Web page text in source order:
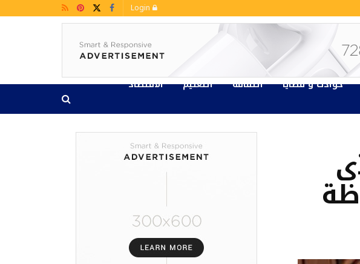
حوادث و قضايا الثقافة التعليم
الاقتصاد